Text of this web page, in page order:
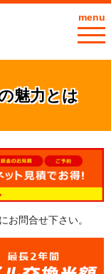
menu
魅力とは
お問合せ下さい。